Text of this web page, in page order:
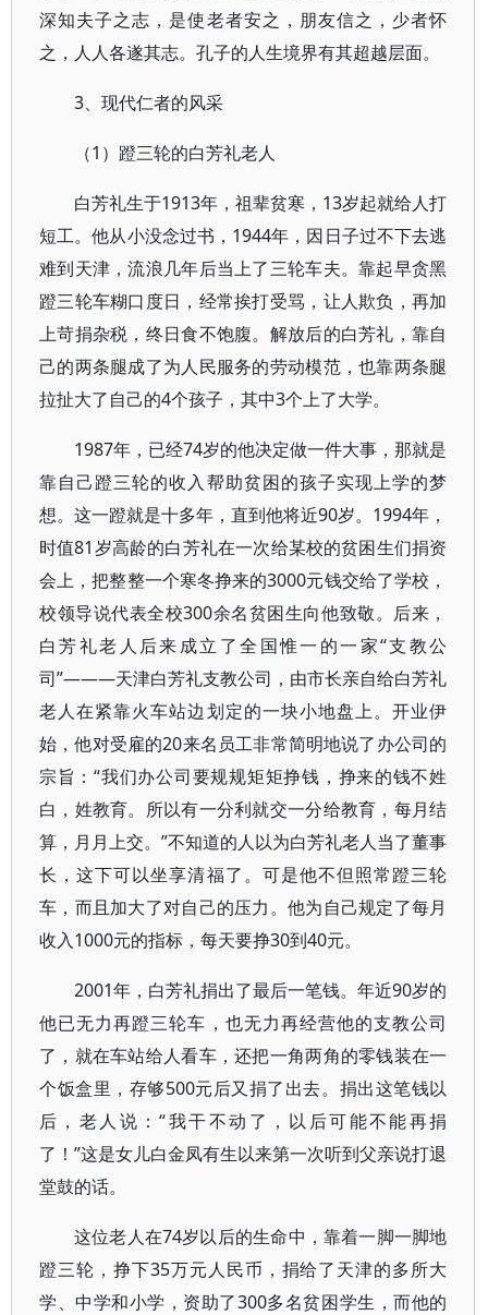
深知夫子之志，是使老者安之，朋友信之，少者怀
之，人人各遂其志。孔子的人生境界有其超越层面。
3、现代仁者的风采
（1）蹬三轮的白芳礼老人
白芳礼生于1913年，祖辈贫寒，13岁起就给人打
短工。他从小没念过书，1944年，因日子过不下去逃
难到天津，流浪几年后当上了三轮车夫。靠起早贪黑
蹬三轮车糊口度日，经常挨打受骂，让人欺负，再加
上苛捐杂税，终日食不饱腹。解放后的白芳礼，靠自
己的两条腿成了为人民服务的劳动模范，也靠两条腿
拉扯大了自己的4个孩子，其中3个上了大学。
1987年，已经74岁的他决定做一件大事，那就是
靠自己蹬三轮的收入帮助贫困的孩子实现上学的梦
想。这一蹬就是十多年，直到他将近90岁。1994年，
时值81岁高龄的白芳礼在一次给某校的贫困生们捐资
会上，把整整一个寒冬挣来的3000元钱交给了学校，
校领导说代表全校300余名贫困生向他致敬。后来，
白芳礼老人后来成立了全国惟一的一家“支教公
司”———天津白芳礼支教公司，由市长亲自给白芳礼
老人在紧靠火车站边划定的一块小地盘上。开业伊
始，他对受雇的20来名员工非常简明地说了办公司的
宗旨：“我们办公司要规规矩矩挣钱，挣来的钱不姓
白，姓教育。所以有一分利就交一分给教育，每月结
算，月月上交。”不知道的人以为白芳礼老人当了董事
长，这下可以坐享清福了。可是他不但照常蹬三轮
车，而且加大了对自己的压力。他为自己规定了每月
收入1000元的指标，每天要挣30到40元。
2001年，白芳礼捐出了最后一笔钱。年近90岁的
他已无力再蹬三轮车，也无力再经营他的支教公司
了，就在车站给人看车，还把一角两角的零钱装在一
个饭盒里，存够500元后又捐了出去。捐出这笔钱以
后，老人说：“我干不动了，以后可能不能再捐
了！”这是女儿白金凤有生以来第一次听到父亲说打退
堂鼓的话。
这位老人在74岁以后的生命中，靠着一脚一脚地
蹬三轮，挣下35万元人民币，捐给了天津的多所大
学、中学和小学，资助了300多名贫困学生，而他的